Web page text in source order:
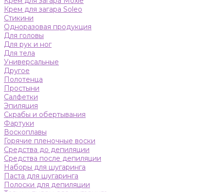
Крем для загара Soleo
Стикини
Одноразовая продукция
Для головы
Для рук и ног
Для тела
Универсальные
Другое
Полотенца
Простыни
Салфетки
Эпиляция
Скрабы и обертывания
Фартуки
Воскоплавы
Горячие пленочные воски
Средства до депиляции
Средства после депиляции
Наборы для шугаринга
Паста для шугаринга
Полоски для депиляции